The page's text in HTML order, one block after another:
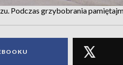
Podczas grzybobrania